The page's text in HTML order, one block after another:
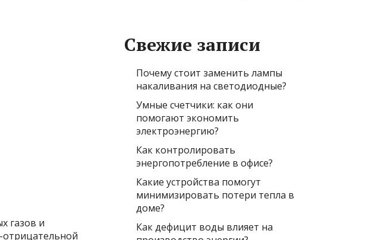
газов и
отрицательной
Свежие записи
Почему стоит заменить лампы
накаливания на светодиодные?
Умные счетчики: как они
помогают экономить
электроэнергию?
Как контролировать
энергопотребление в офисе?
Какие устройства помогут
минимизировать потери тепла в
доме?
Как дефицит воды влияет на